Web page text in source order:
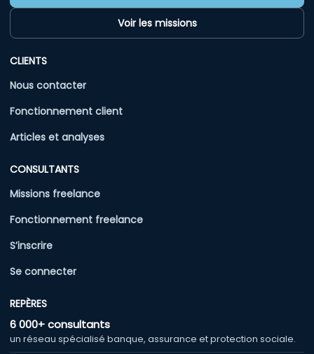
Voir les missions
CLIENTS
Nous contacter
Fonctionnement client
Articles et analyses
CONSULTANTS
Missions freelance
Fonctionnement freelance
S’inscrire
Se connecter
REPÈRES
6 000+ consultants
un réseau spécialisé banque, assurance et protection sociale.